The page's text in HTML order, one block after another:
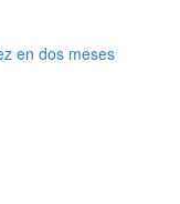
en dos meses